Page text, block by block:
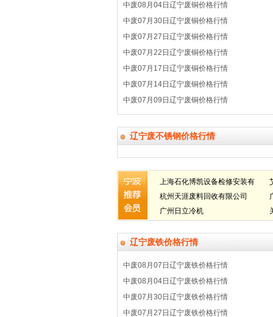
中废08月04日辽宁废铜价格行情
中废07月30日辽宁废铜价格行情
中废07月27日辽宁废铜价格行情
中废07月22日辽宁废铜价格行情
中废07月17日辽宁废铜价格行情
中废07月14日辽宁废铜价格行情
中废07月09日辽宁废铜价格行情
辽宁废不锈钢价格行情
上海石化博凯设备检修安装有
限公司
杭州天涯废料回收有限公司
广州日立冷机
辽宁废铁价格行情
中废08月07日辽宁废铁价格行情
中废08月04日辽宁废铁价格行情
中废07月30日辽宁废铁价格行情
中废07月27日辽宁废铁价格行情